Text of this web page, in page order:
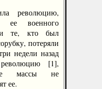
ее военного
те, кто был
потеряли
недели назад
[1],
массы не
ее.